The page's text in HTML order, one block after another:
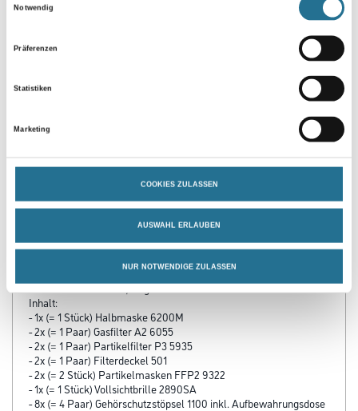
Notwendig
Präferenzen
Statistiken
Marketing
COOKIES ZULASSEN
AUSWAHL ERLAUBEN
NUR NOTWENDIGE ZULASSEN
PRODUKTEIGENSCHAFTEN
- Praktische Komplett-Ausstattung
- Kombinierter Atem-, Augen- und Gehörschutz
Inhalt:
- 1x (= 1 Stück) Halbmaske 6200M
- 2x (= 1 Paar) Gasfilter A2 6055
- 2x (= 1 Paar) Partikelfilter P3 5935
- 2x (= 1 Paar) Filterdeckel 501
- 2x (= 2 Stück) Partikelmasken FFP2 9322
- 1x (= 1 Stück) Vollsichtbrille 2890SA
- 8x (= 4 Paar) Gehörschutzstöpsel 1100 inkl. Aufbewahrungsdose